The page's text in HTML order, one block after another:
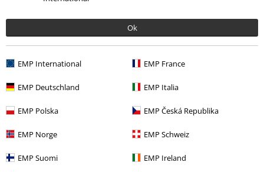
Ok
EMP International EMP France
EMP Deutschland EMP Italia
EMP Polska EMP Česká Republika
EMP Norge EMP Schweiz
EMP Suomi EMP Ireland